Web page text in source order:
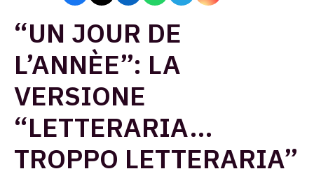
“UN JOUR DE
L’ANNÈE”: LA
VERSIONE
“LETTERARIA…
TROPPO LETTERARIA”